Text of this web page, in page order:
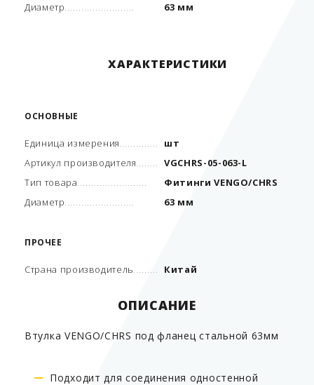
Диаметр
63 мм
ХАРАКТЕРИСТИКИ
ОСНОВНЫЕ
Единица измерения
шт
Артикул производителя
VGCHRS-05-063-L
Тип товара
Фитинги VENGO/CHRS
Диаметр
63 мм
ПРОЧЕЕ
Страна производитель Китай
ОПИСАНИЕ
Втулка VENGO/СHRS под фланец стальной 63мм
Подходит для соединения одностенной